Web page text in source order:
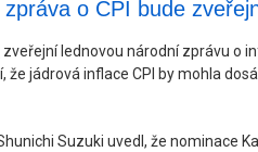
o CPI bude
zveřejní lednovou národní zprávu o
že jádrová inflace CPI by mohla
Suzuki uvedl, že nominace